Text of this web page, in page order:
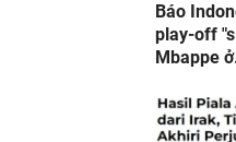
Báo
play-off
Mbappe